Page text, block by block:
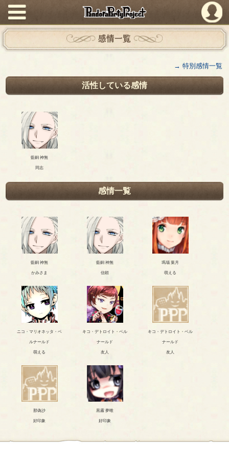
PandoraPartyProject
感情一覧
→ 特別感情一覧
活性している感情
藍銅 神無
同志
感情一覧
藍銅 神無
かみさま
藍銅 神無
信頼
瑪瑙 葉月
萌える
ニコ・マリオネッタ・ベ
ルナールド
萌える
キコ・デトロイト・ベル
ナールド
友人
キコ・デトロイト・ベル
ナールド
友人
那偽沙
好印象
黒霧 夢唯
好印象